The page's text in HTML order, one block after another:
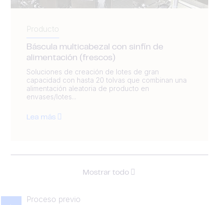
Producto
Báscula multicabezal con sinfín de
alimentación (frescos)
Soluciones de creación de lotes de gran
capacidad con hasta 20 tolvas que combinan una
alimentación aleatoria de producto en
envases/lotes...
Lea más
Mostrar todo
Proceso previo